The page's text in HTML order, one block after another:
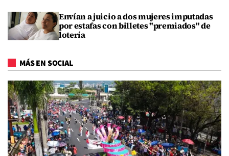
Envían a juicio a dos mujeres imputadas
por estafas con billetes "premiados" de
lotería
MÁS EN SOCIAL